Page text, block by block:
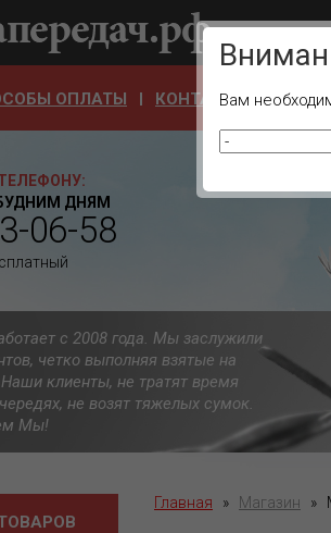
Ваш
ОПЛАТЫ КОНТАКТЫ
БУДНИМ ДНЯМ
06-58
с 2008 года. Мы заслужили
четко выполняя взятые на
Наши клиенты, не тратят время
не возят тяжелых сумок.
Мы!
Главная » Магазин »
Вам